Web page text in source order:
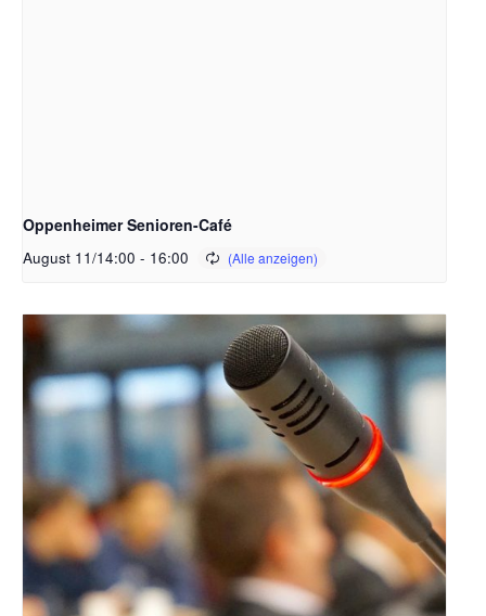
Oppenheimer Senioren-Café
August 11/14:00 - 16:00